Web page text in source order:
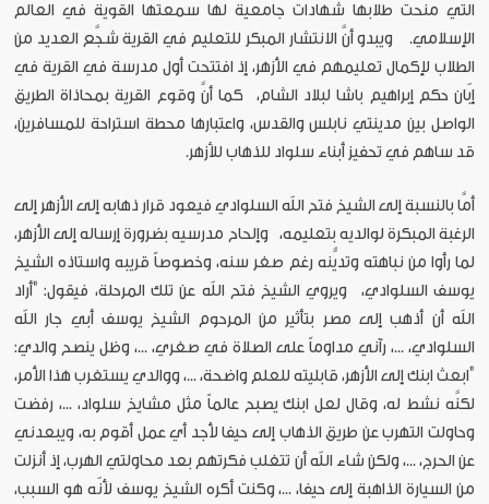
التي منحت طلابها شهادات جامعية لها سمعتها القوية في العالم
الإسلامي. ويبدو أنَّ الانتشار المبكر للتعليم في القرية شجَّع العديد من
الطلاب لإكمال تعليمهم في الأزهر، إذ افتتحت أول مدرسة في القرية في
إبّان حكم إبراهيم باشا لبلاد الشام، كما أنَّ وقوع القرية بمحاذاة الطريق
الواصل بين مدينتي نابلس والقدس، واعتبارها محطة استراحة للمسافرين،
قد ساهم في تحفيز أبناء سلواد للذهاب للأزهر.
أمَّا بالنسبة إلى الشيخ فتح الله السلوادي فيعود قرار ذهابه إلى الأزهر إلى
الرغبة المبكرة لوالديه بتعليمه، وإلحاح مدرسيه بضرورة إرساله إلى الأزهر،
لما رأوا من نباهته وتديُّنه رغم صغر سنه، وخصوصاً قريبه واستاذه الشيخ
يوسف السلوادي، ويروي الشيخ فتح الله عن تلك المرحلة، فيقول: "أراد
الله أن أذهب إلى مصر بتأثير من المرحوم الشيخ يوسف أبي جار الله
السلوادي، ...، رآني مداوماً على الصلاة في صغري، ...، وظل ينصح والدي:
"ابعث ابنك إلى الأزهر، قابليته للعلم واضحة، ...، ووالدي يستغرب هذا الأمر،
لكنَّه نشط له، وقال لعل ابنك يصبح عالماً مثل مشايخ سلواد، ...، رفضت
وحاولت التهرب عن طريق الذهاب إلى حيفا لأجد أي عمل أقوم به، ويبعدني
عن الحرج، ...، ولكن شاء الله أن تتغلب فكرتهم بعد محاولتي الهرب، إذ أنزلت
من السيارة الذاهبة إلى حيفا، ...، وكنت أكره الشيخ يوسف لأنّه هو السبب،